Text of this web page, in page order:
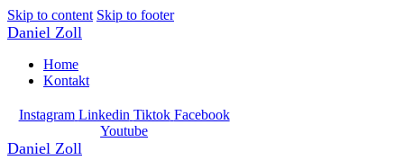
Skip to content Skip to footer
Daniel Zoll
Home
Kontakt
Instagram Linkedin Tiktok Facebook
Youtube
Daniel Zoll